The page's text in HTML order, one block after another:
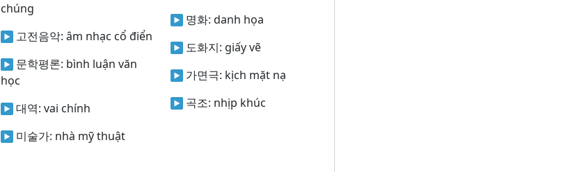
chúng
고전음악: âm nhạc cổ điển
문학평론: bình luận văn
học
대역: vai chính
미술가: nhà mỹ thuật
명화: danh họa
도화지: giấy vẽ
가면극: kịch mặt nạ
곡조: nhịp khúc